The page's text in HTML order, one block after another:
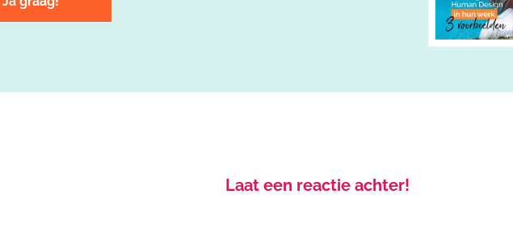
Laat een reactie achter!